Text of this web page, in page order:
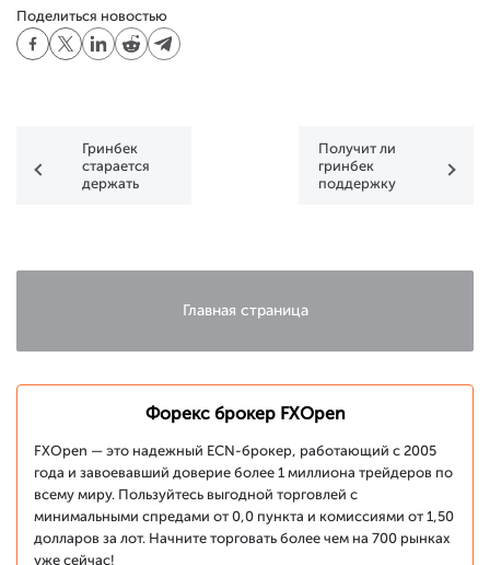
Поделиться новостью
Гринбек
старается
держать
Получит ли
гринбек
поддержку
Главная страница
Форекс брокер FXOpen
FXOpen — это надежный ECN-брокер, работающий с 2005
года и завоевавший доверие более 1 миллиона трейдеров по
всему миру. Пользуйтесь выгодной торговлей с
минимальными спредами от 0,0 пункта и комиссиями от 1,50
долларов за лот. Начните торговать более чем на 700 рынках
уже сейчас!